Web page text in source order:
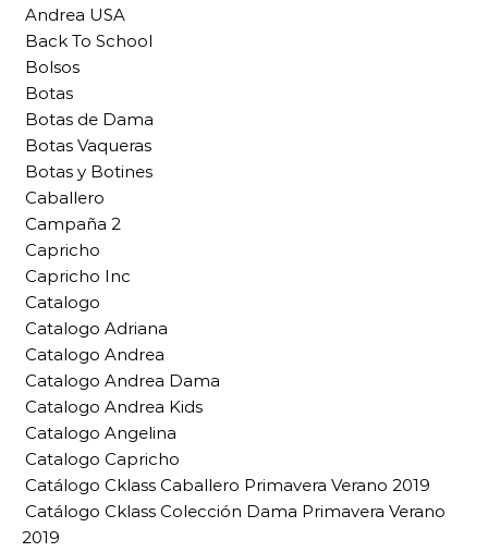
Andrea USA
Back To School
Bolsos
Botas
Botas de Dama
Botas Vaqueras
Botas y Botines
Caballero
Campaña 2
Capricho
Capricho Inc
Catalogo
Catalogo Adriana
Catalogo Andrea
Catalogo Andrea Dama
Catalogo Andrea Kids
Catalogo Angelina
Catalogo Capricho
Catálogo Cklass Caballero Primavera Verano 2019
Catálogo Cklass Colección Dama Primavera Verano
2019